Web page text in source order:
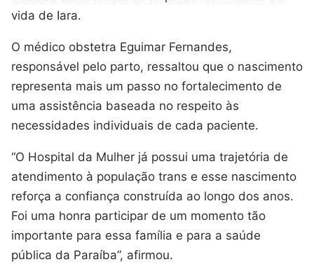
vida de Iara.
O médico obstetra Eguimar Fernandes,
responsável pelo parto, ressaltou que o nascimento
representa mais um passo no fortalecimento de
uma assistência baseada no respeito às
necessidades individuais de cada paciente.
“O Hospital da Mulher já possui uma trajetória de
atendimento à população trans e esse nascimento
reforça a confiança construída ao longo dos anos.
Foi uma honra participar de um momento tão
importante para essa família e para a saúde
pública da Paraíba”, afirmou.